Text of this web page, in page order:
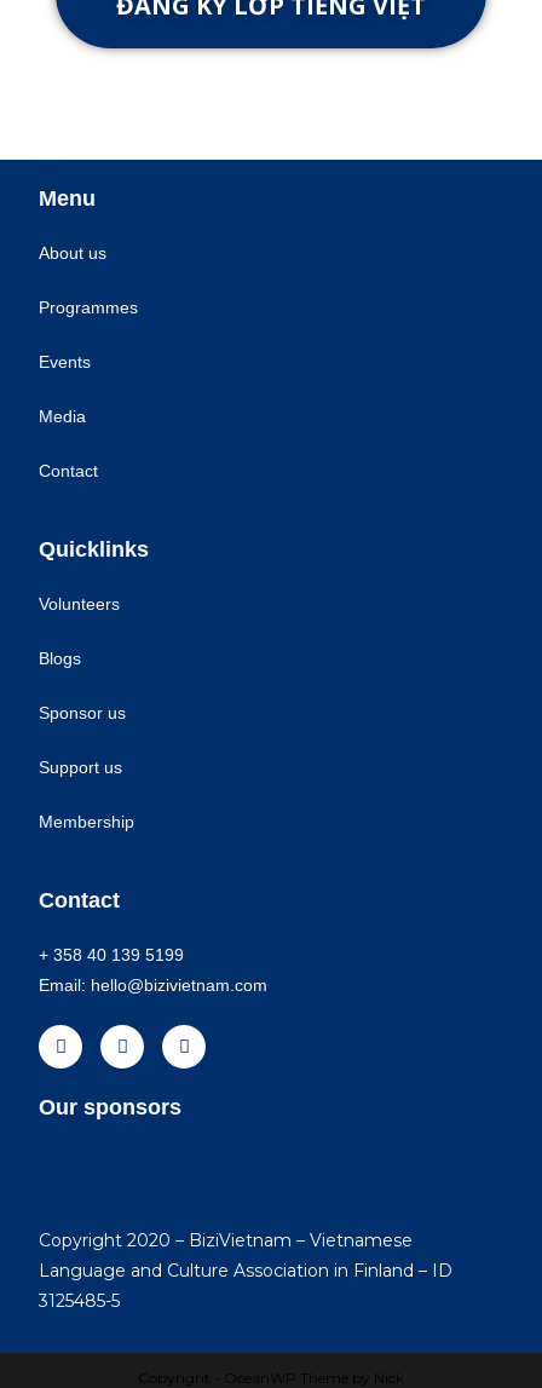
Menu
About us
Programmes
Events
Media
Contact
Quicklinks
Volunteers
Blogs
Sponsor us
Support us
Membership
Contact
+ 358 40 139 5199
Email: hello@bizivietnam.com
Our sponsors
Copyright 2020 – BiziVietnam – Vietnamese
Language and Culture Association in Finland – ID
3125485-5
Copyright - OceanWP Theme by Nick